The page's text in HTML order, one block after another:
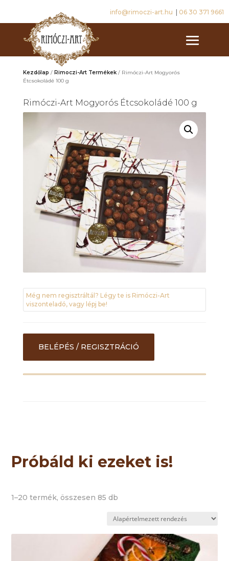
info@rimoczi-art.hu 06 30 371 9661
Kezdőlap / Rimoczi-Art Termékek/ Rimóczi-Art Mogyorós
Étcsokoládé 100 g
Rimóczi-Art Mogyorós Étcsokoládé 100 g
Még nem regisztráltál? Légy te is Rimóczi-Art
viszonteladó, vagy lépj be!
BELÉPÉS / REGISZTRÁCIÓ
Próbáld ki ezeket is!
1–20 termék, összesen 85 db